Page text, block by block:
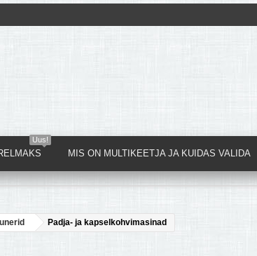
Uus!
MIS ON MULTIKEETJA JA KUIDAS VALIDA
Padja- ja kapselkohvimasinad